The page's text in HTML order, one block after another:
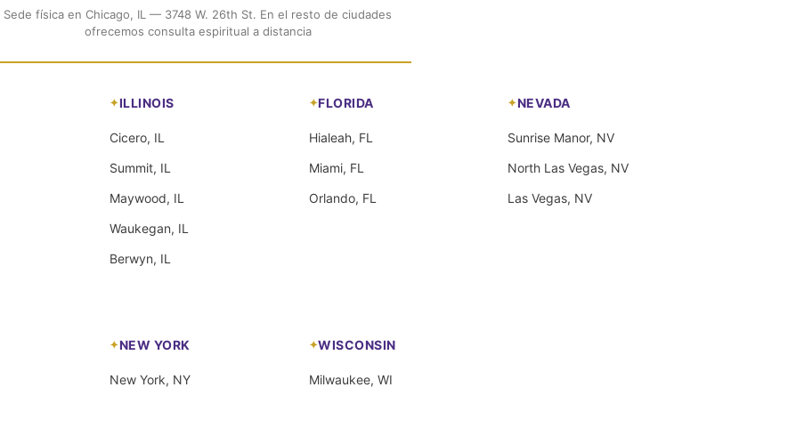
Sede física en Chicago, IL — 3748 W. 26th St. En el resto de ciudades
ofrecemos consulta espiritual a distancia
ILLINOIS
Cicero, IL
Summit, IL
Maywood, IL
Waukegan, IL
Berwyn, IL
FLORIDA
Hialeah, FL
Miami, FL
Orlando, FL
NEVADA
Sunrise Manor, NV
North Las Vegas, NV
Las Vegas, NV
NEW YORK
New York, NY
WISCONSIN
Milwaukee, WI